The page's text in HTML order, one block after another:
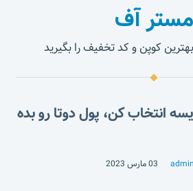
مستر آف
کوپن و کد تخفیف را بگیرید
انتخاب کن، پول دوتا رو بده
admin 03 مارس 2023